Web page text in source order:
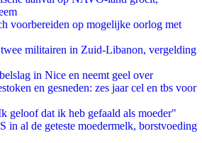
voorbereiden op mogelijke oorlog met
militairen in Zuid-Libanon, vergelding
in Nice en neemt geel over
en gesneden: zes jaar cel en tbs voor
geloof dat ik heb gefaald als moeder"
in al de geteste moedermelk, borstvoeding